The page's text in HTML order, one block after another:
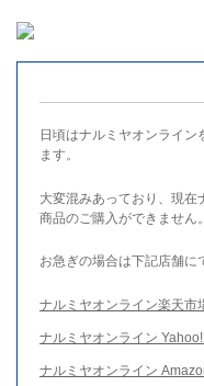
日頃はナルミヤオンライ
ます。
大変混みあっており、現在
商品のご購入ができません。
お急ぎの場合は下記店舗に
ナルミヤオンライン楽天市
ナルミヤオンライン
ナルミヤオンライン